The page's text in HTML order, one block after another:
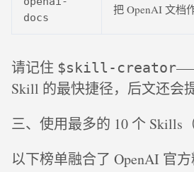
docs
把 OpenAI 文档
请记住 $skill-creator
Skill 的最快捷径，后文还会提
三、使用最多的 10 个 Skills
以下榜单融合了 OpenAI 官